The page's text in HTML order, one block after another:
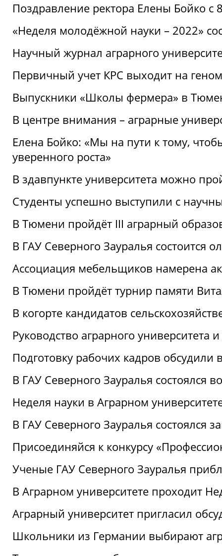
Поздравление ректора Елены Бойко с
«Неделя молодёжной науки – 2022»
Научный журнал аграрного
Первичный учет КРС выходит на
Выпускники «Школы фермера» в
В центре внимания – аграрные
Елена Бойко: «Мы на пути к тому,
уверенного роста»
В здавпункте университета можно
Студенты успешно выступили с
В Тюмени пройдёт III аграрный
В ГАУ Северного Зауралья состоится
Ассоциация мебельщиков намерена
В Тюмени пройдёт турнир памяти
В когорте кандидатов
Руководство аграрного
Подготовку рабочих кадров
В ГАУ Северного Зауралья состоялся
Неделя науки в Аграрном
В ГАУ Северного Зауралья
Присоединяйся к конкурсу
Ученые ГАУ Северного Зауралья
В Аграрном университете проходит
Аграрный университет пригласил
Школьники из Германии выбирают